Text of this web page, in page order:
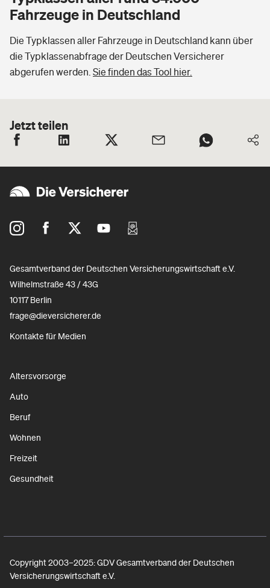
Fahrzeuge in Deutschland
Die Typklassen aller Fahrzeuge in Deutschland kann über
die Typklassenabfrage der Deutschen Versicherer
abgerufen werden. Sie finden das Tool hier.
Jetzt teilen
Gesamtverband der Deutschen Versicherungswirtschaft e.V.
Wilhelmstraße 43 / 43G
10117 Berlin
frage@dieversicherer.de
Kontakte für Medien
Altersvorsorge
Auto
Beruf
Wohnen
Freizeit
Gesundheit
Copyright 2003–2025: GDV Gesamtverband der Deutschen
Versicherungswirtschaft e.V.